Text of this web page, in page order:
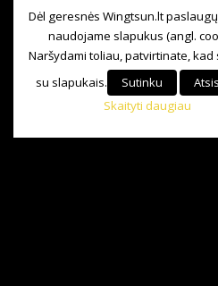
Dėl geresnės Wingtsun.lt
naudojame slapukus (angl.
Naršydami toliau, patvirtinate, kad
su slapukais.
Sutinku
Skaityti daugiau